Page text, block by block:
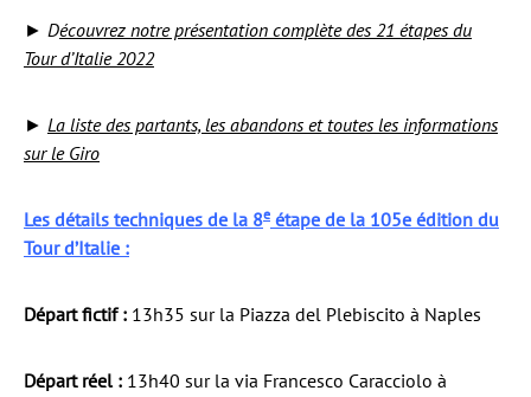
► Découvrez notre présentation complète des 21 étapes du
Tour d’Italie 2022
► La liste des partants, les abandons et toutes les informations
sur le Giro
Les détails techniques de la 8e étape de la 105e édition du
Tour d’Italie :
Départ fictif : 13h35 sur la Piazza del Plebiscito à Naples
Départ réel : 13h40 sur la via Francesco Caracciolo à